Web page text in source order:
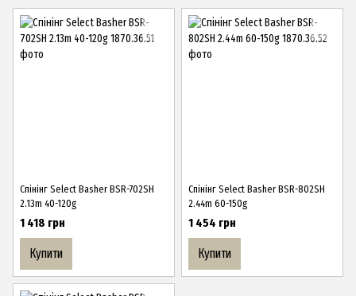
Спінінг Select Basher BSR-702SH
2.13m 40-120g
1 418 грн
Купити
Спінінг Select Basher BSR-802SH
2.44m 60-150g
1 454 грн
Купити